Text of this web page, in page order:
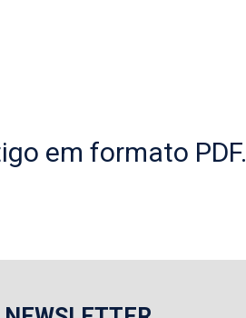
em formato PDF.